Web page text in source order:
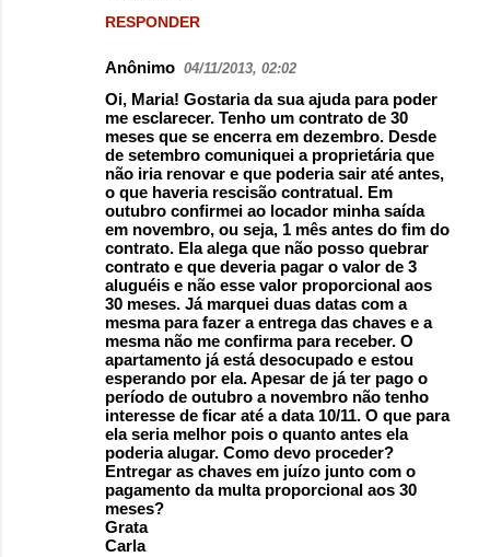
RESPONDER
Anônimo 04/11/2013, 02:02
Oi, Maria! Gostaria da sua ajuda para poder
me esclarecer. Tenho um contrato de 30
meses que se encerra em dezembro. Desde
de setembro comuniquei a proprietária que
não iria renovar e que poderia sair até antes,
o que haveria rescisão contratual. Em
outubro confirmei ao locador minha saída
em novembro, ou seja, 1 mês antes do fim do
contrato. Ela alega que não posso quebrar
contrato e que deveria pagar o valor de 3
aluguéis e não esse valor proporcional aos
30 meses. Já marquei duas datas com a
mesma para fazer a entrega das chaves e a
mesma não me confirma para receber. O
apartamento já está desocupado e estou
esperando por ela. Apesar de já ter pago o
período de outubro a novembro não tenho
interesse de ficar até a data 10/11. O que para
ela seria melhor pois o quanto antes ela
poderia alugar. Como devo proceder?
Entregar as chaves em juízo junto com o
pagamento da multa proporcional aos 30
meses?
Grata
Carla